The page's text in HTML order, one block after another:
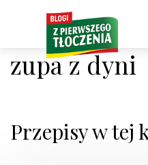
zupa z dyni
Przepisy w tej